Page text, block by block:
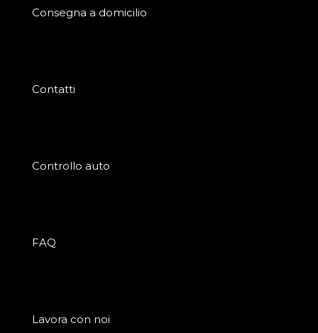
Consegna a domicilio
Contatti
Controllo auto
FAQ
Lavora con noi